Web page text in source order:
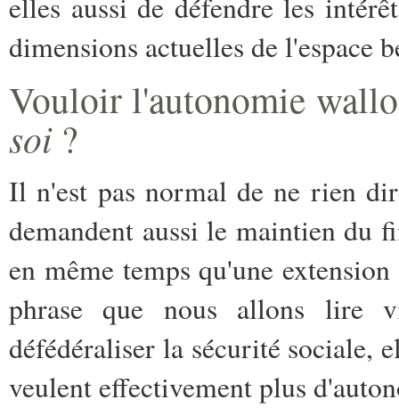
dimensions actuelles de l'espace
Vouloir l'autonomie
soi ?
Il n'est pas normal de ne rien
demandent aussi le maintien du
en même temps qu'une
phrase que nous allons lire
défédéraliser la sécurité sociale,
veulent effectivement plus